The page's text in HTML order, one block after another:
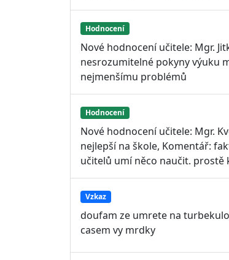
Hodnocení
Nové hodnocení učitele: Mgr.
nesrozumitelné pokyny výuku
nejmenšímu problémů
Hodnocení
Nové hodnocení učitele: Mgr.
nejlepší na škole, Komentář:
učitelů umí něco naučit. prostě
Vzkaz
doufam ze umrete na
casem vy mrdky